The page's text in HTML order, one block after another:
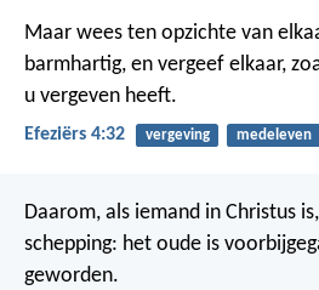
Maar wees ten opzichte van
barmhartig, en vergeef elkaar,
u vergeven heeft.
Efeziërs 4:32 vergeving medeleven
Daarom, als iemand in Christus
schepping: het oude is
geworden.